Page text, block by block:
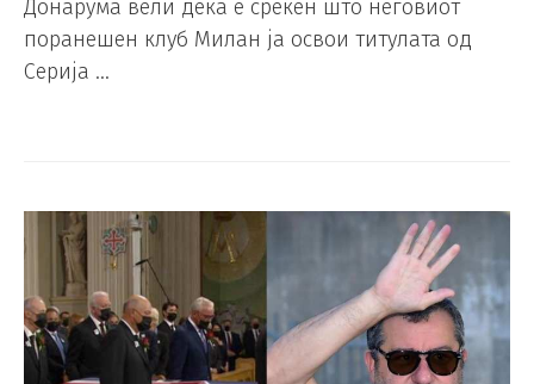
Донарума вели дека е среќен што неговиот
поранешен клуб Милан ја освои титулата од
Серија …